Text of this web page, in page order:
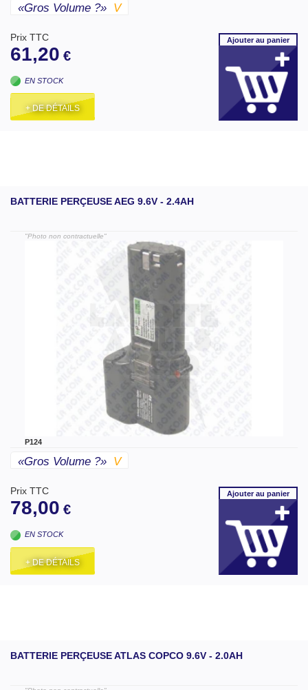
«gros Volume ?» V
Prix TTC
61,20 €
EN STOCK
+ DE DÉTAILS
Ajouterau panier
BATTERIE PERÇEUSE AEG 9.6V - 2.4AH
"Photo non contractuelle"
P124
«gros Volume ?» V
Prix TTC
78,00 €
EN STOCK
+ DE DÉTAILS
Ajouterau panier
BATTERIE PERÇEUSE ATLAS COPCO 9.6V - 2.0AH